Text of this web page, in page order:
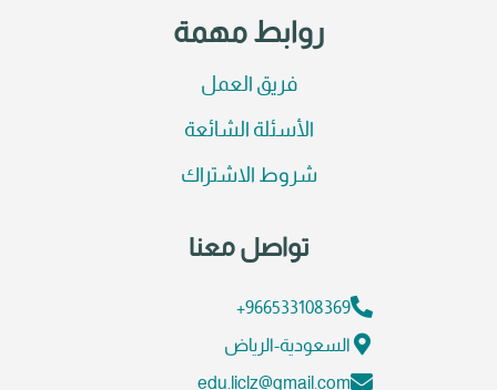
روابط مهمة
فريق العمل
الأسئلة الشائعة
شروط الاشتراك
تواصل معنا
966533108369+
السعودية-الرياض
edu.liclz@gmail.com